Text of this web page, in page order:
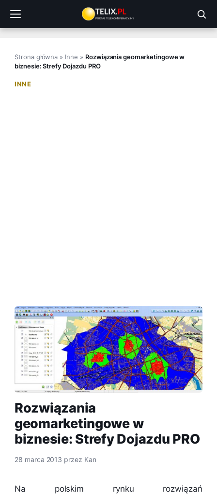
treści
Strona główna » Inne » Rozwiązania geomarketingowe w
biznesie: Strefy Dojazdu PRO
INNE
Rozwiązania
geomarketingowe w
biznesie: Strefy Dojazdu PRO
28 marca 2013 przez Kan
Na polskim rynku rozwiązań